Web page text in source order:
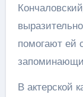
помогают ей
В актерской